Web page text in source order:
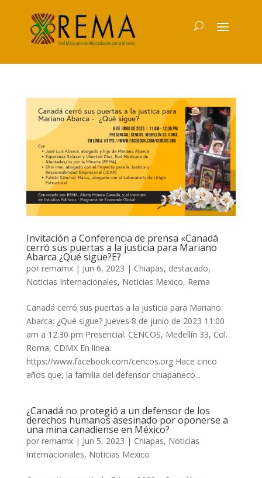
Invitación a Conferencia de prensa «Canadá
cerró sus puertas a la justicia para Mariano
Abarca ¿Qué sigue?E?
por remamx| Jun 6, 2023 | Chiapas, destacado,
Noticias Internacionales, Noticias Mexico, Rema
Canadá cerró sus puertas a la justicia para Mariano
Abarca: ¿Qué sigue? Jueves 8 de junio de 2023 11:00
am a 12:30 pm Presencial: CENCOS, Medellín 33, Col.
Roma, CDMX En línea:
https://www.facebook.com/cencos.org Hace cinco
años que, la familia del defensor chiapaneco...
¿Canadá no protegió a un defensor de los
derechos humanos asesinado por oponerse a
una mina canadiense en México?
por remamx| Jun 5, 2023 | Chiapas, Noticias
Internacionales, Noticias Mexico